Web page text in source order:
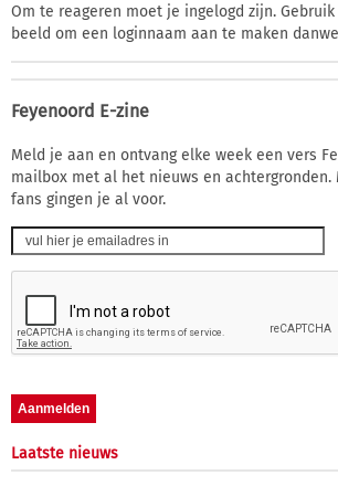
Om te reageren moet je ingelogd zijn.
beeld om een loginnaam aan te maken
Feyenoord E-zine
Meld je aan en ontvang elke week een vers
mailbox met al het nieuws en achtergronden.
fans gingen je al voor.
Laatste nieuws